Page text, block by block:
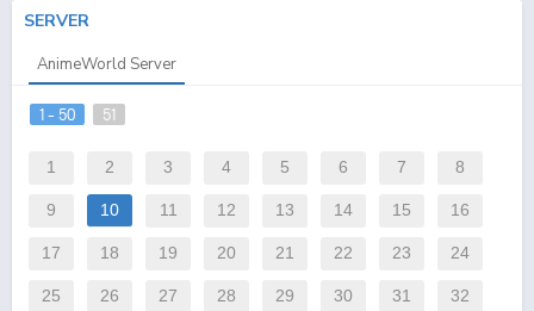
SERVER
AnimeWorld Server
1 - 50 51
1 2 3 4 5 6 7 8
9 10 11 12 13 14 15 16
17 18 19 20 21 22 23 24
25 26 27 28 29 30 31 32